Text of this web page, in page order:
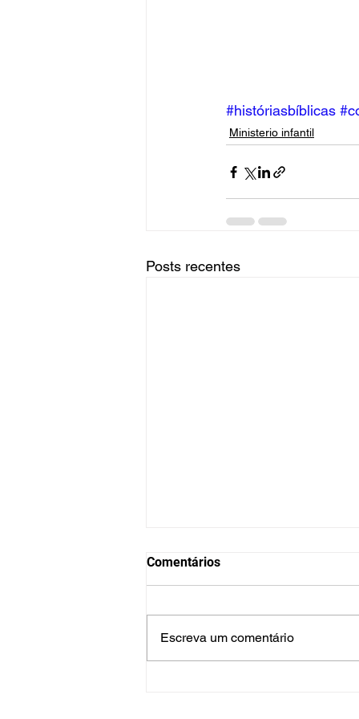
#históriasbíblicas
Ministerio infantil
Posts recentes
Comentários
Escreva um comentário